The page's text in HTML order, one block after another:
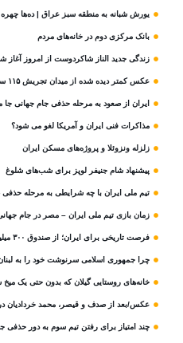
یورش شبانه به منطقه سبز عراق | ده‌ها
بانک مرکزی دوم در خانه‌های مردم
زندگی جدید الناز شاکردوست از امروز
عکس کمتر دیده شده از میدان تجریش ۱۱۵ سال پیش
ایران از صعود به مرحله حذفی جام جهانی جا
مذاکرات فنی ایران و آمریکا لغو می شود؟
زلزله ونزوئلا و پروژه‌های مسکن ایران
پیشنهاد شام جنیفر لوپز برای شب‌های شلوغ
تیم ملی ایران با چه شرایطی به مرحله
زمان بازی تیم ملی ایران – مصر در جام جهانی
فرصت تاریخی برای ایران؛ از صندوق ۳۰۰ میلیارد دلاری تا بازپس گیری دارایی‌های ایران
چرا جمهوری اسلامی سرنوشت خود را به
خانه‌های روستایی گیلان که بدون حتی یک میخ
عکس/بعد از صدف و قیصر، محمد خردادیان در
چند امتیاز برای رفتن تیم سوم به دور حذفی جام جهانی